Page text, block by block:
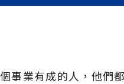
事業有成的人，他們